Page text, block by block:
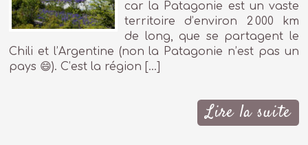
car la Patagonie est un vaste
territoire d’environ 2 000 km
de long, que se partagent le
Chili et l’Argentine (non la Patagonie n’est pas un
pays 😄). C’est la région […]
Lire la suite